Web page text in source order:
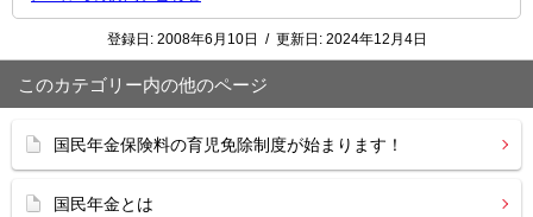
登録日: 2008年6月10日 / 更新日: 2024年12月4日
このカテゴリー内の他のページ
国民年金保険料の育児免除制度が始まります！
国民年金とは